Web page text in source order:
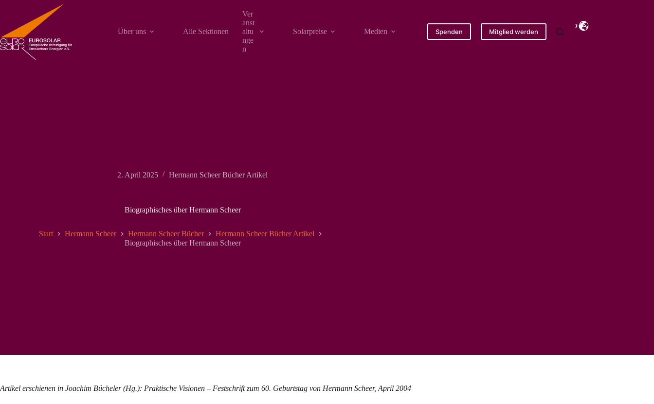
Über uns
Alle Sektionen
Ver
anst
altu
nge
n
Solarpreise Medien Spenden Mitglied werden
2. April 2025 Hermann Scheer Bücher Artikel
Biographisches über Hermann Scheer
Start Hermann Scheer Hermann Scheer Bücher
Hermann Scheer Bücher Artikel
Biographisches über Hermann Scheer
Artikel erschienen in Joachim Bücheler (Hg.): Praktische Visionen – Festschrift zum 60. Geburtstag von Hermann Scheer, April 2004